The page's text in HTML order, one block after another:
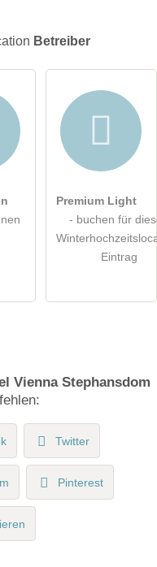
.Betreiber
Premium Light
- buchen für
Eintrag
Vienna Stephansdom
Twitter
Pinterest